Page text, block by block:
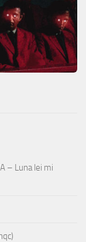
– Luna lei mi